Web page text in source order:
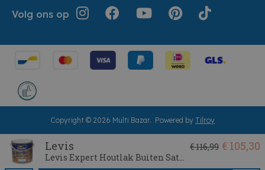
Levis
Levis Expert Houtlak Buiten Satin 2,5L Eierschaal
€ 116,99 € 105,30
Jouw bestelling
Klantendienst
Herroepingsrecht
Over Multi Bazar
Verhuurdienst
Inspiratie
Volg ons op
Copyright © 2026 Multi Bazar. Powered by Tilroy